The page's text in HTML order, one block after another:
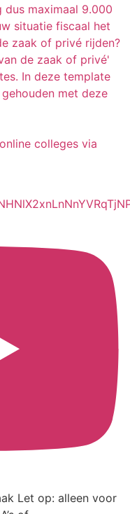
maximaal 9.000
situatie fiscaal het
zaak of privé rijden?
de zaak of privé'
In deze template
met deze
colleges via
Let op: alleen voor